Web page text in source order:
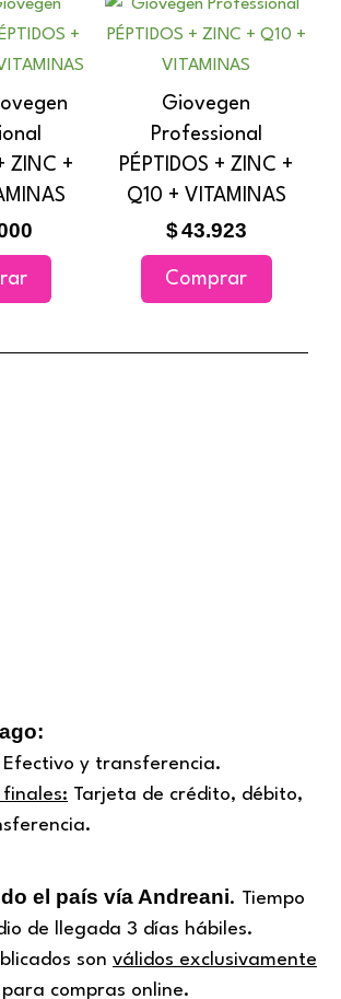
ZINC +
Giovegen
Professional
PÉPTIDOS + ZINC +
Q10 + VITAMINAS
$43.923
Comprar
Efectivo y transferencia.
finales: Tarjeta de crédito, débito,
el país vía Andreani. Tiempo
de llegada 3 días hábiles.
son válidos exclusivamente
para compras online.